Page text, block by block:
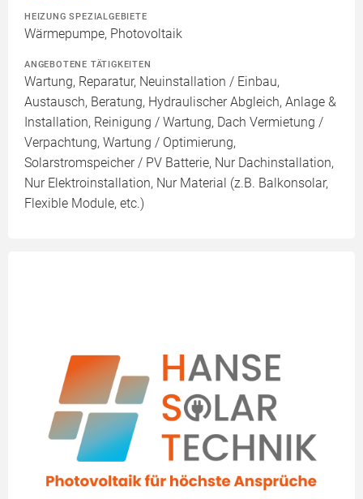
HEIZUNG SPEZIALGEBIETE
Wärmepumpe, Photovoltaik
ANGEBOTENE TÄTIGKEITEN
Wartung, Reparatur, Neuinstallation / Einbau,
Austausch, Beratung, Hydraulischer Abgleich, Anlage &
Installation, Reinigung / Wartung, Dach Vermietung /
Verpachtung, Wartung / Optimierung,
Solarstromspeicher / PV Batterie, Nur Dachinstallation,
Nur Elektroinstallation, Nur Material (z.B. Balkonsolar,
Flexible Module, etc.)